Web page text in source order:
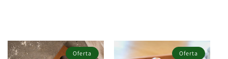
Oferta Oferta